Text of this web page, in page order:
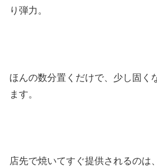
り弾力。
ほんの数分置くだけで、少し固く
ます。
店先で焼いてすぐ提供されるのは